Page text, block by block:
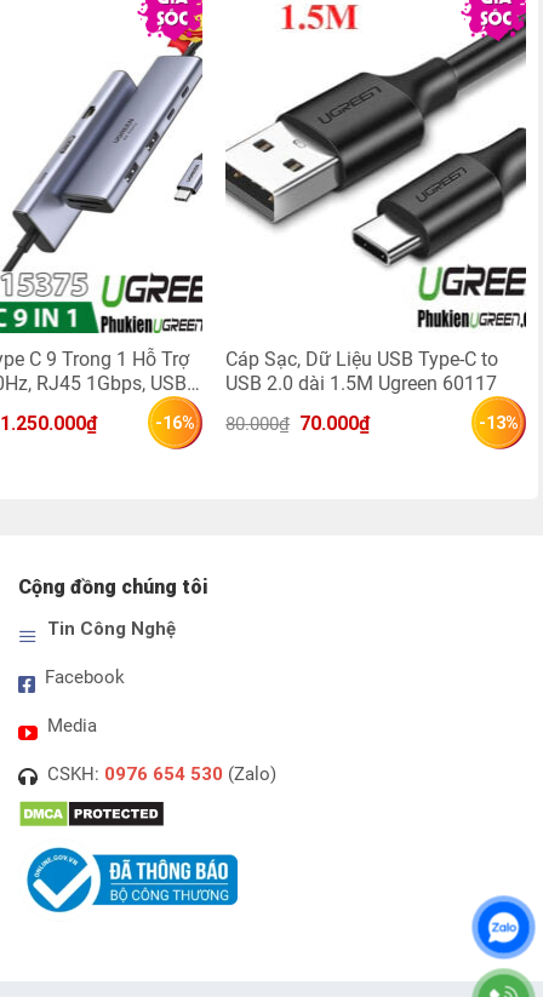
C 9 Trong 1 Hỗ Trợ
RJ45 1Gbps, USB
100W Ugreen 15375
1.250.000₫Giá
hiện
-16%
Cáp Sạc, Dữ Liệu USB Type-C to
USB 2.0 dài 1.5M Ugreen 60117
80.000₫ Giá
70.000₫Giá
hiện
-13%
Cộng đồng chúng tôi
Tin Công Nghệ
Facebook
Media
CSKH: 0976 654 530 (Zalo)